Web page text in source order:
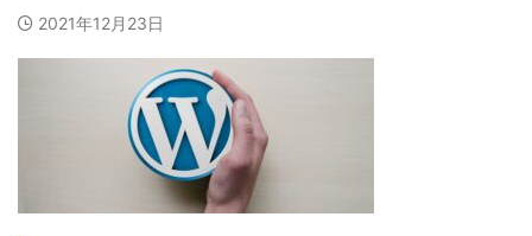
2021年12月23日